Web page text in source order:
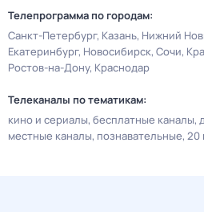
Телепрограмма по городам:
Санкт-Петербург Казань Нижний
Екатеринбург Новосибирск Сочи
Ростов-на-Дону Краснодар
Телеканалы по тематикам:
кино и сериалы бесплатные каналы
местные каналы познавательные 20